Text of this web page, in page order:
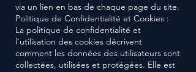
via un lien en bas de chaque page du site.
Politique de Confidentialité et Cookies :
La politique de confidentialité et
l'utilisation des cookies décrivent
comment les données des utilisateurs sont
collectées, utilisées et protégées. Elle est